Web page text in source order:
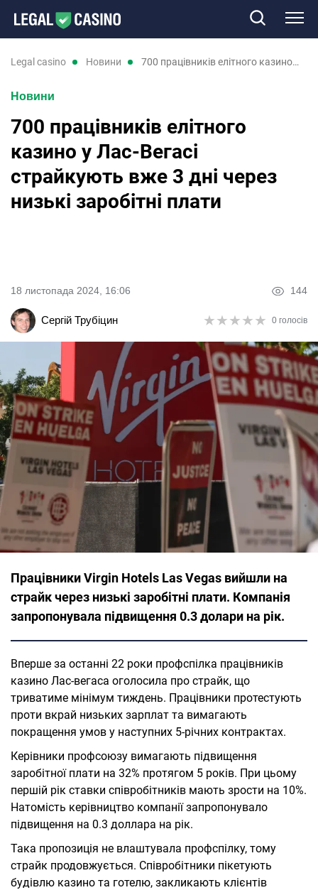
Казино
Нові казино
Відгуки
legal casino новини 700 працівників елітного казино у Лас-Вегасі страйкують вже 3 дні через низькі заробітні плати
Новини
700 працівників елітного
казино у Лас-Вегасі
страйкують вже 3 дні через
низькі заробітні плати
18 листопада 2024, 16:06 144
Сергій Трубіцин ★★★★★
★★★★★ 0 голосів
Працівники Virgin Hotels Las Vegas вийшли на
страйк через низькі заробітні плати. Компанія
запропонувала підвищення 0.3 долари на рік.
Вперше за останні 22 роки профспілка працівників
казино Лас-вегаса оголосила про страйк, що
триватиме мінімум тиждень. Працівники протестують
проти вкрай низьких зарплат та вимагають
покращення умов у наступних 5-річних контрактах.
Керівники профсоюзу вимагають підвищення
заробітної плати на 32% протягом 5 років. При цьому
першій рік ставки співробітників мають зрости на 10%.
Натомість керівництво компанії запропонувало
підвищення на 0.3 доллара на рік.
Така пропозиція не влаштувала профспілку, тому
страйк продовжується. Співробітники пікетують
будівлю казино та готелю, закликають клієнтів